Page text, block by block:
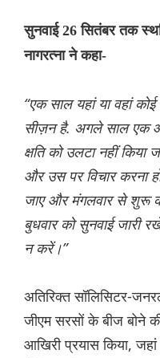
सुनवाई 26 सितंबर तक
नागरत्ना ने कहा-
“एक साल यहां या वहां
सीज़न है. अगले साल एक और
क्षति को उलटा नहीं किया
और उस पर विचार करना
जाए और मंगलवार से शुरू
बुधवार को सुनवाई जारी
न करें।”
अतिरिक्त सॉलिसिटर-
जीएम सरसों के बीज बोने
आखिरी प्रयास किया,